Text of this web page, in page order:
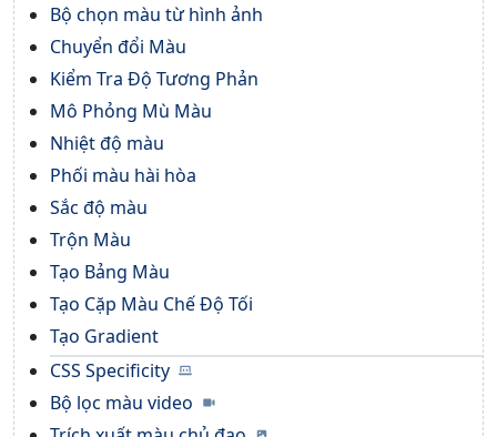
Bộ chọn màu từ hình ảnh
Chuyển đổi Màu
Kiểm Tra Độ Tương Phản
Mô Phỏng Mù Màu
Nhiệt độ màu
Phối màu hài hòa
Sắc độ màu
Trộn Màu
Tạo Bảng Màu
Tạo Cặp Màu Chế Độ Tối
Tạo Gradient
CSS Specificity
Bộ lọc màu video